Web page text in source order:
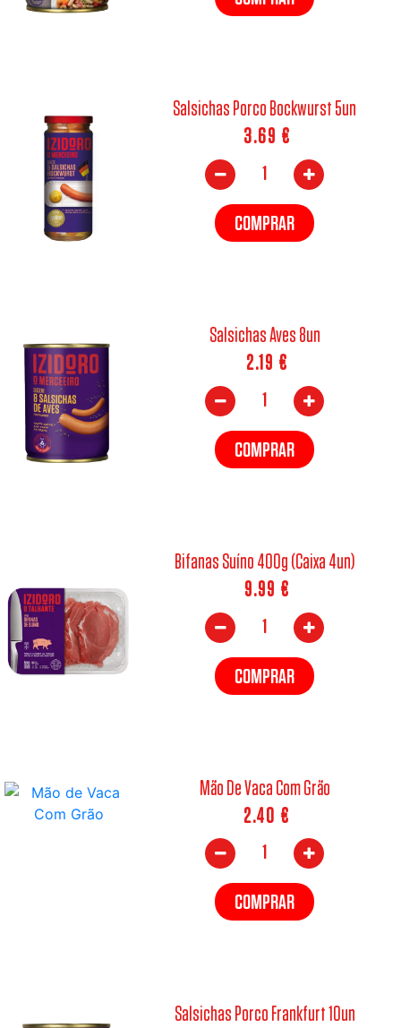
Salsichas Porco Bockwurst 5un
3.69 €
COMPRAR
Salsichas Aves 8un
2.19 €
COMPRAR
Bifanas Suíno 400g (Caixa 4un)
9.99 €
COMPRAR
Mão De Vaca Com Grão
2.40 €
COMPRAR
Salsichas Porco Frankfurt 10un